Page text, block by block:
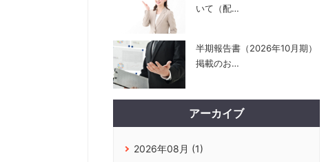
いて（配…
半期報告書（2026年10月期）
掲載のお…
アーカイブ
2026年08月 (1)